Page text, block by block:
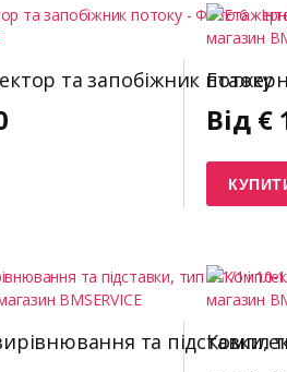
та запобіжник потоку
Від €
та підставки,